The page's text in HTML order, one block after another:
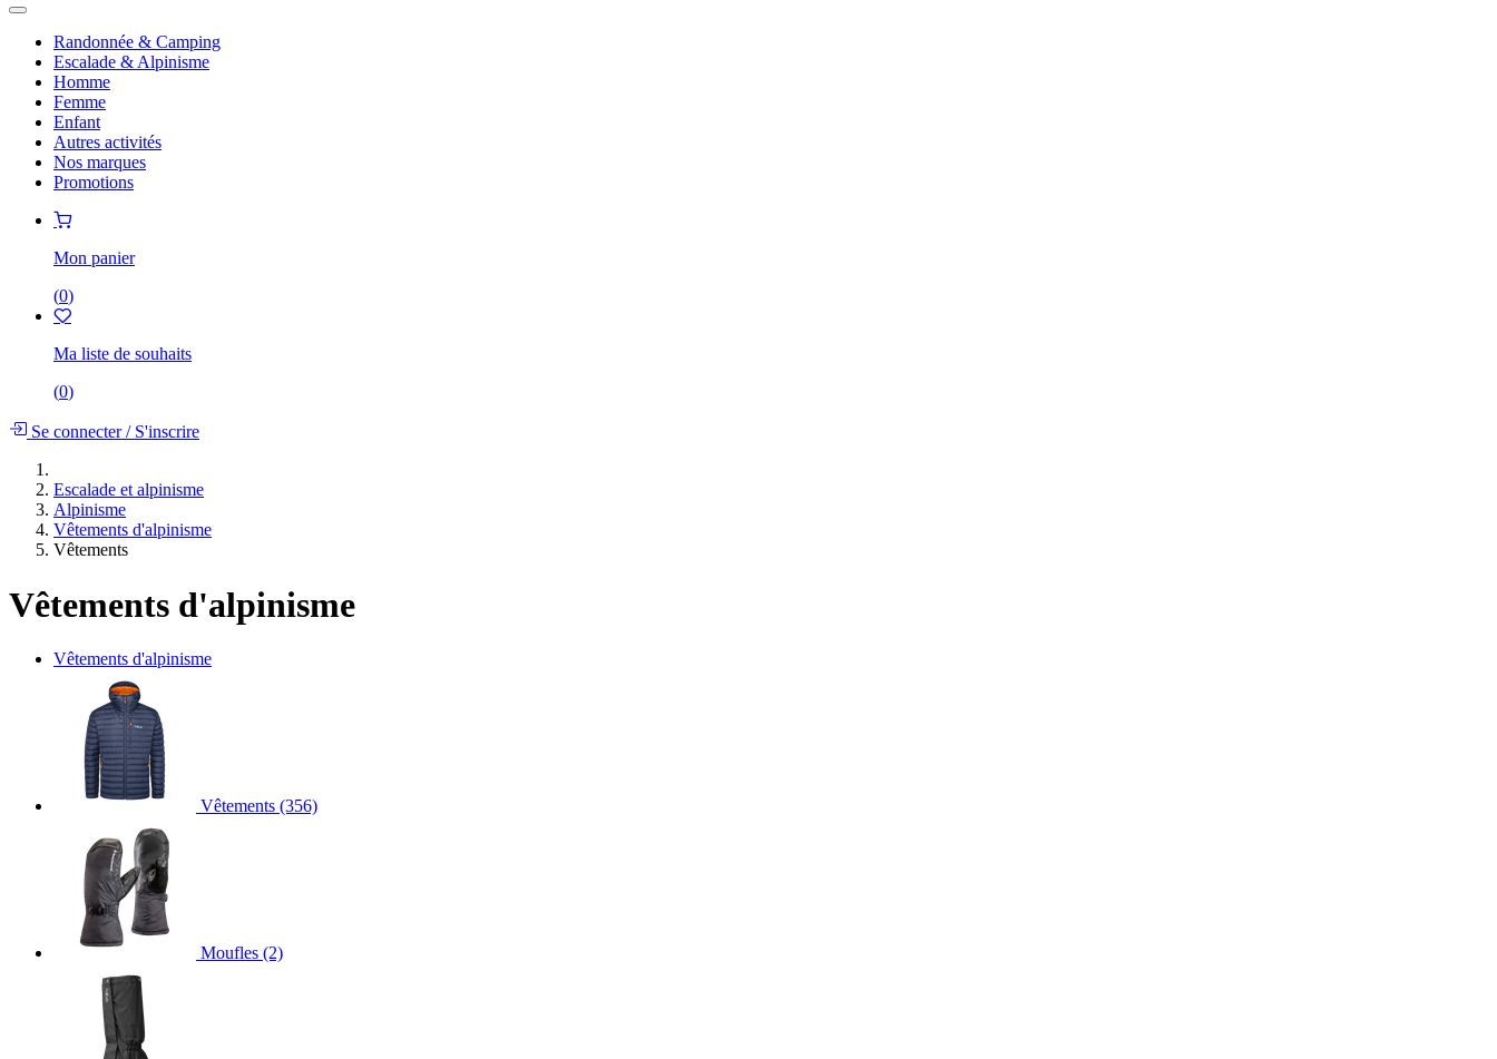
Randonnée & Camping
Escalade & Alpinisme
Homme
Femme
Enfant
Autres activités
Nos marques
Promotions
Mon panier
(0)
Ma liste de souhaits
(0)
Se connecter/S'inscrire
Escalade et alpinisme
Alpinisme
Vêtements d'alpinisme
Vêtements
Vêtements d'alpinisme
Vêtements d'alpinisme
Vêtements (356)
Moufles (2)